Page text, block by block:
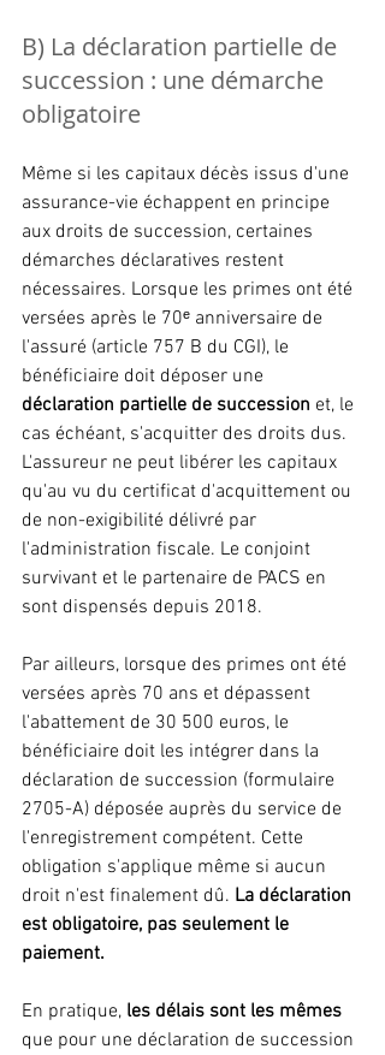
B) La déclaration partielle de
succession : une démarche
obligatoire
Même si les capitaux décès issus d'une
assurance-vie échappent en principe
aux droits de succession, certaines
démarches déclaratives restent
nécessaires. Lorsque les primes ont été
versées après le 70ᵉ anniversaire de
l'assuré (article 757 B du CGI), le
bénéficiaire doit déposer une
déclaration partielle de succession et, le
cas échéant, s'acquitter des droits dus.
L'assureur ne peut libérer les capitaux
qu'au vu du certificat d'acquittement ou
de non-exigibilité délivré par
l'administration fiscale. Le conjoint
survivant et le partenaire de PACS en
sont dispensés depuis 2018.
Par ailleurs, lorsque des primes ont été
versées après 70 ans et dépassent
l'abattement de 30 500 euros, le
bénéficiaire doit les intégrer dans la
déclaration de succession (formulaire
2705-A) déposée auprès du service de
l'enregistrement compétent. Cette
obligation s'applique même si aucun
droit n'est finalement dû. La déclaration
est obligatoire, pas seulement le
paiement.
En pratique, les délais sont les mêmes
que pour une déclaration de succession